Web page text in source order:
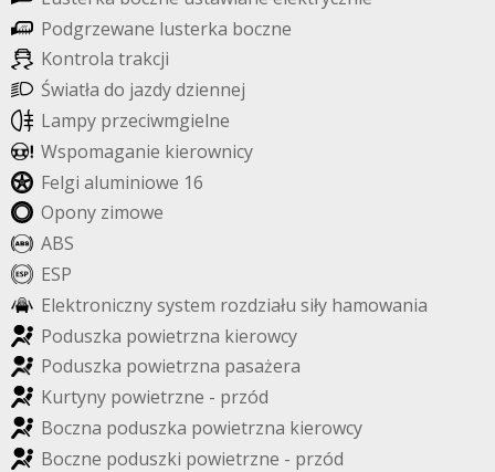
Podgrzewane lusterka boczne
Kontrola trakcji
Światła do jazdydziennej
Lampy przeciwmgielne
Wspomaganie kierownicy
Felgi aluminiowe 16
Opony zimowe
ABS
ESP
Elektronicznysystem rozdziału siły hamowania
Poduszka powietrzna kierowcy
Poduszka powietrzna pasażera
Kurtyny powietrzne - przód
Boczna poduszka powietrzna kierowcy
Boczne poduszki powietrzne - przód